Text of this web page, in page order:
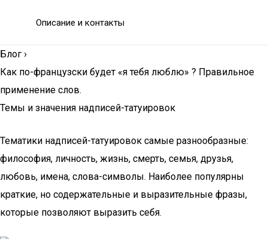
Описание и контакты
Блог ›
Как по-французски будет «я тебя люблю» ? Правильное
применение слов.
Темы и значения надписей-татуировок
Тематики надписей-татуировок самые разнообразные:
философия, личность, жизнь, смерть, семья, друзья,
любовь, имена, слова-символы. Наиболее популярны
краткие, но содержательные и выразительные фразы,
которые позволяют выразить себя.